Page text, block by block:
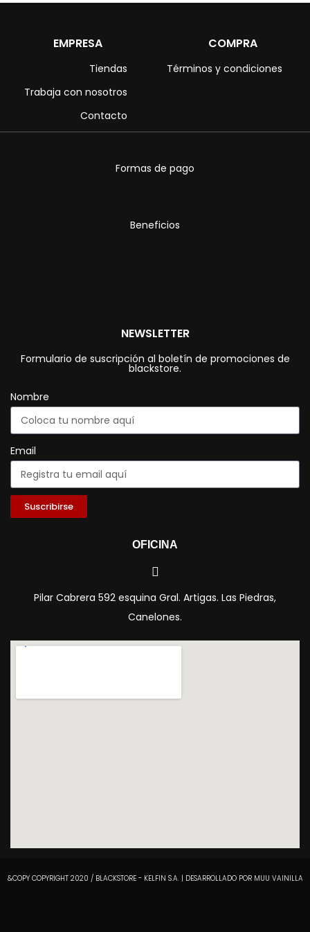
EMPRESA
Tiendas
Trabaja con nosotros
Contacto
COMPRA
Términos y condiciones
Formas de pago
Beneficios
NEWSLETTER
Formulario de suscripción al boletín de promociones de
blackstore.
Nombre
Email
Suscribirse
OFICINA
Pilar Cabrera 592 esquina Gral. Artigas. Las Piedras,
Canelones.
&COPY COPYRIGHT 2020 / BLACKSTORE - KELFIN S.A. | DESARROLLADO POR MUU VAINILLA